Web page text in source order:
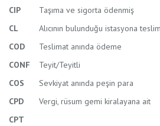
CIP
Taşıma ve sigorta ödenmiş
CL
Alıcının bulunduğu istasyona teslim
COD
Teslimat anında ödeme
CONF
Teyit/Teyitli
COS
Sevkiyat anında peşin para
CPD
Vergi, rüsum gemi kiralayana ait
CPT